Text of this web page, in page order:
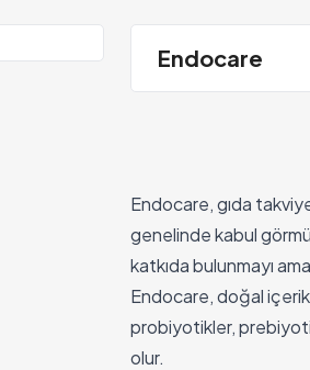
Endocare
Endocare, gıda
genelinde kabul
katkıda bulunmayı
Endocare, doğal
probiyotikler,
olur.